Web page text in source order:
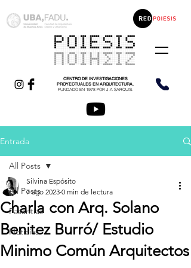
CENTRO DE INVESTIGACIONES
PROYECTUALES EN ARQUITECTURA.
FUNDADO EN 1978 POR J.A SARQUIS.
Entrada
All Posts
Pasantías
Noticias
All Posts
Charla con Arq. Solano
Benitez Burró/ Estudio
Minimo Común Arquitectos
Silvina Espósito
7 ago 2023 0 min de lectura